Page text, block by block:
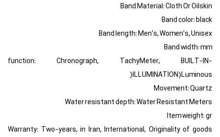
Band Material: Cloth Or Oilskin
Band color: black
Band length: Men's, Women's, Unisex
Band width: mm
function: Chronograph, TachyMeter, BUILT-IN-
ILLUMINATION)Luminous(
Movement: Quartz
Water resistant depth: Water Resistant Meters
Item weight: gr
Warranty: Two-years, in Iran, International, Originality of goods